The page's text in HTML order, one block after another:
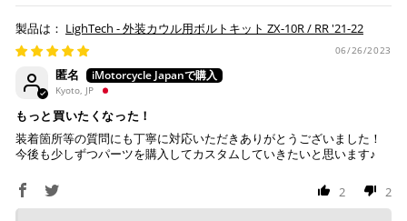
ボ払いのみご利用頂けます。
※ 手数料、利息はご利用のカード会社の定めによります
ので、事前にご確認ください。
楽天ペイ
いつもの楽天IDとパスワードを使ってスムーズなお支払
・商品ページの納期はあくまで目安になりますので、納期が
早まる場合もございます。
・運送状況や繁忙期の影響により遅れが生じる場合もござい
ます。
配送送料について
１回のご注文で商品代金合計が¥11,000(税込）以上の場合
は、送料が無料となります。
※通常送料は¥770(税込)です。
LighTech - 外装カウル用ボルトキット ZX-10R / RR '21-22
06/26/2023
匿名
Kyoto, JP
もっと買いたくなった！
装着箇所等の質問にも丁寧に対応いただきありがとうございました！
今後も少しずつパーツを購入してカスタムしていきたいと思います♪
2 2